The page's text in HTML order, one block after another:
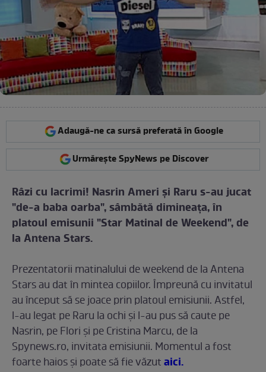
Adaugă-ne ca sursă preferată în Google
Urmărește SpyNews pe Discover
Râzi cu lacrimi! Nasrin Ameri şi Raru s-au jucat
"de-a baba oarba", sâmbătă dimineaţa, în
platoul emisunii "Star Matinal de Weekend", de
la Antena Stars.
Prezentatorii matinalului de weekend de la Antena
Stars au dat în mintea copiilor. Împreună cu invitatul
au început să se joace prin platoul emisiunii. Astfel,
l-au legat pe Raru la ochi şi l-au pus să caute pe
Nasrin, pe Flori şi pe Cristina Marcu, de la
Spynews.ro, invitata emisiunii. Momentul a fost
foarte haios şi poate să fie văzutaici.